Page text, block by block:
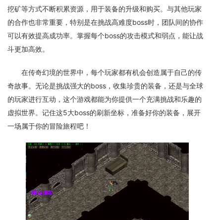
挖矿等方式不断积累资源，用于装备的升级和购买。与其他玩家
的合作也非常重要，特别是在挑战高难度boss时，团队间的协作
可以有效提高成功率。掌握每个boss的攻击模式和弱点，能让战
斗更加高效。
在传奇幻境的世界中，每个玩家都有机会创造属于自己的传
奇故事。无论是挑战强大的boss，收集珍贵的装备，还是与全球
的玩家进行互动，这个游戏都能为你提供一个充满挑战和乐趣的
虚拟世界。记住这5大boss的刷新坐标，准备好你的装备，展开
一场属于你的冒险旅程吧！